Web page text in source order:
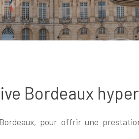
Bordeaux
pour offrir une